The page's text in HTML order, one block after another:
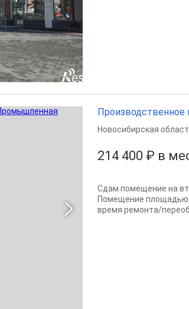
Производственное
214 400 ₽ в
Новосибирская
Сдам помещение на
Помещение площадью
время ремонта/